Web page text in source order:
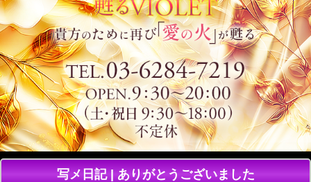
写メ日記 | ありがとうございました